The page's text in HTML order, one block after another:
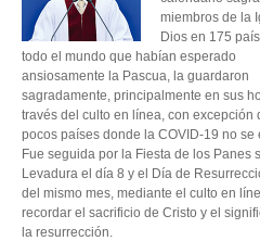
miembros de la
Dios en 175
todo el mundo que habían esperado
ansiosamente la Pascua, la guardaron
sagradamente, principalmente en sus
través del culto en línea, con excepción
pocos países donde la COVID-19 no se
Fue seguida por la Fiesta de los Panes
Levadura el día 8 y el Día de
del mismo mes, mediante el culto en
recordar el sacrificio de Cristo y el
la resurrección.